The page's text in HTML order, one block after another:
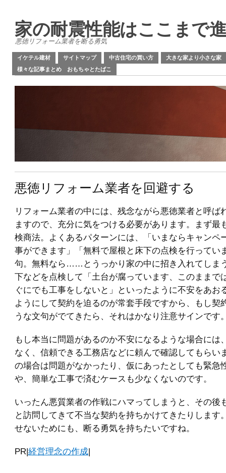
家の耐震性能はここまで
悪徳リフォーム業者を断る勇気
イケテル建材 サイトマップ 中古住宅の買い方
大きな家より小さな家
様々な記事まとめ おもちゃとたばこ
悪徳リフォーム業者を回避する
リフォーム業者の中には、残念ながら悪徳業者と呼ば
ますので、充分に気をつける必要があります。まず最
検商法。よくあるパターンには、「いまならキャンペ
事ができます」「無料で屋根と床下の点検を行ってい
句。無料なら……とうっかり家の中に招き入れてしま
下などを点検して「土台が腐っています、このままで
ぐにでも工事をしないと」といったように不安をあお
ようにして契約を迫るのが常套手段ですから、もし契
うな文句がでてきたら、それはかなり注意サインです
もし本当に問題があるのか不安になるような場合には
なく、信頼できる工務店などに頼んで確認してもらい
の場合は問題がなかったり、仮にあったとしても緊急
や、簡単な工事で済むケースも少なくないのです。
いったん悪質業者の作戦にハマってしまうと、その後
と訪問してきて不当な契約を持ちかけてきたりします
せないためにも、断る勇気を持ちたいですね。
PR|経営理念の作成|